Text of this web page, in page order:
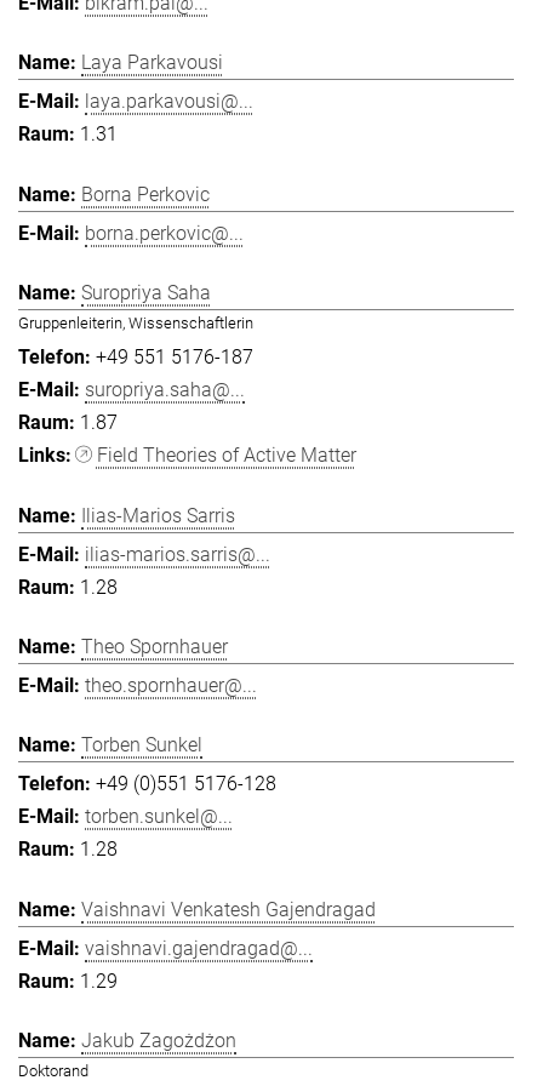
Laya Parkavousi
laya.parkavousi@...
1.31
Borna Perkovic
borna.perkovic@...
Suropriya Saha
Gruppenleiterin, Wissenschaftlerin
+49 551 5176-187
suropriya.saha@...
1.87
Field Theories of Active Matter
Ilias-Marios Sarris
ilias-marios.sarris@...
1.28
Theo Spornhauer
theo.spornhauer@...
Torben Sunkel
+49 (0)551 5176-128
torben.sunkel@...
1.28
Vaishnavi Venkatesh Gajendragad
vaishnavi.gajendragad@...
1.29
Jakub Zagożdżon
Doktorand